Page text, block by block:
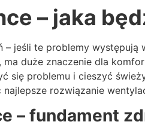
– jaka
jeśli te problemy
ma duże znaczenie dla
się problemu i cieszyć
rozwiązanie
– fundament